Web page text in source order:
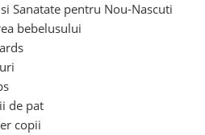
Sanatate pentru Nou-Nascuti
bebelusului
de pat
copii